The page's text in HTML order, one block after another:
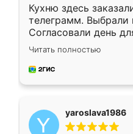
Кухню здесь
телеграмм.
Согласовали день
недели кухня была
довольны работой.
мебель за
Читать полностью
yaroslava1986